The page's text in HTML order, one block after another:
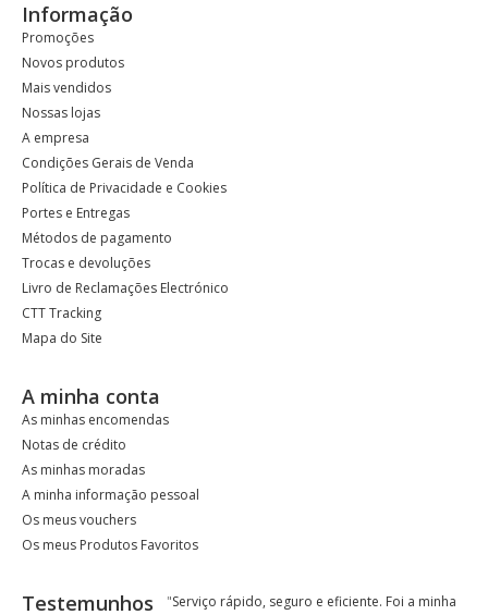
Informação
Promoções
Novos produtos
Mais vendidos
Nossas lojas
A empresa
Condições Gerais de Venda
Política de Privacidade e Cookies
Portes e Entregas
Métodos de pagamento
Trocas e devoluções
Livro de Reclamações Electrónico
CTT Tracking
Mapa do Site
A minha conta
As minhas encomendas
Notas de crédito
As minhas moradas
A minha informação pessoal
Os meus vouchers
Os meus Produtos Favoritos
Testemunhos "Serviço rápido, seguro e eficiente. Foi a minha